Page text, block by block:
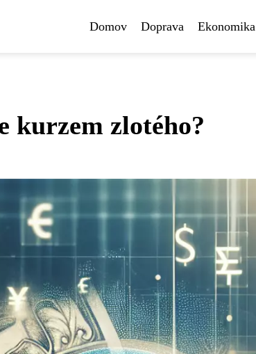
Domov Doprava Ekonomika
kurzem zlotého?